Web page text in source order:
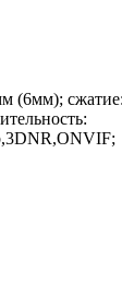
(6мм); сжатие: